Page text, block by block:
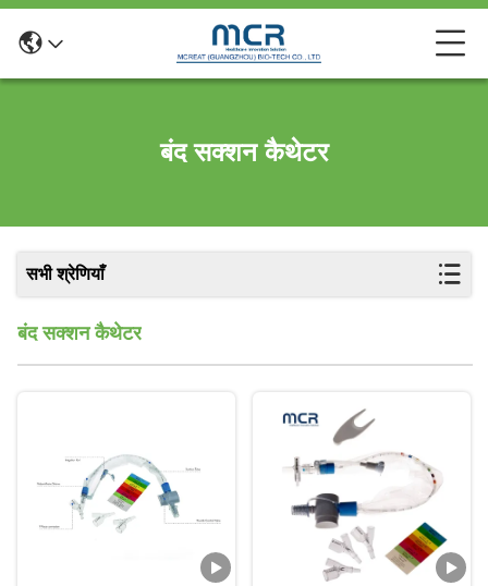
बंद सक्शन कैथेटर
सभी श्रेणियाँ
बंद सक्शन कैथेटर